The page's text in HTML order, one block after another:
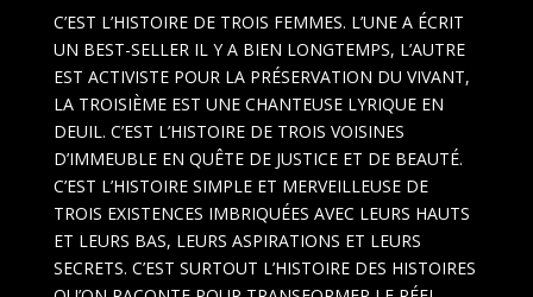
C’EST L’HISTOIRE DE TROIS FEMMES. L’UNE A ÉCRIT
UN BEST-SELLER IL Y A BIEN LONGTEMPS, L’AUTRE
EST ACTIVISTE POUR LA PRÉSERVATION DU VIVANT,
LA TROISIÈME EST UNE CHANTEUSE LYRIQUE EN
DEUIL. C’EST L’HISTOIRE DE TROIS VOISINES
D’IMMEUBLE EN QUÊTE DE JUSTICE ET DE BEAUTÉ.
C’EST L’HISTOIRE SIMPLE ET MERVEILLEUSE DE
TROIS EXISTENCES IMBRIQUÉES AVEC LEURS HAUTS
ET LEURS BAS, LEURS ASPIRATIONS ET LEURS
SECRETS. C’EST SURTOUT L’HISTOIRE DES HISTOIRES